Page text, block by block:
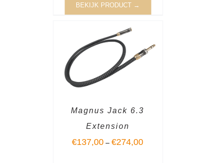
BEKIJK PRODUCT →
Magnus Jack 6.3
Extension
€137,00 –€274,00